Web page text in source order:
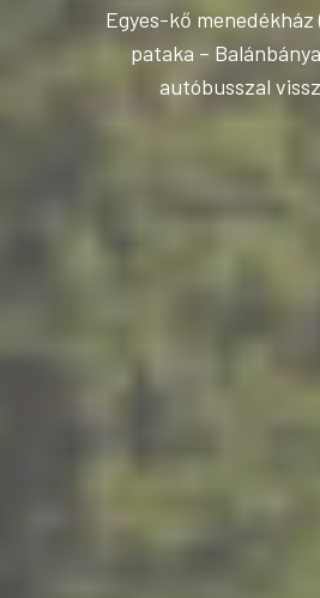
Egyes-kő menedékház
pataka –
autóbusszal